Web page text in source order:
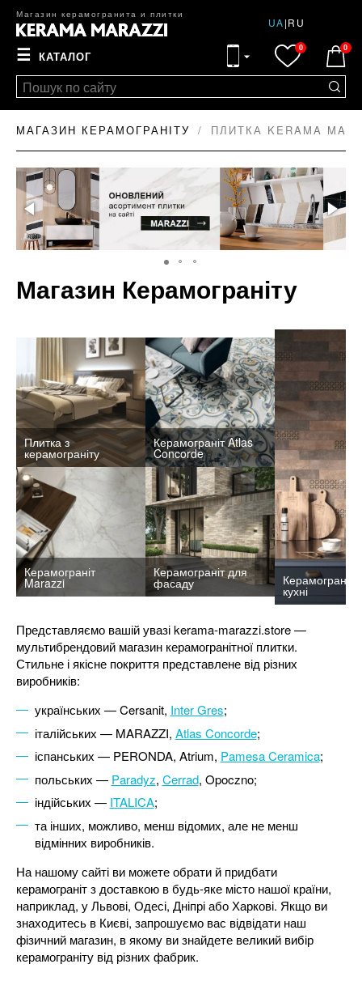
Магазин керамогранита и плитки
UA|RU
☰ КАТАЛОГ
0 0
МАГАЗИН КЕРАМОГРАНІТУ ПЛИТКА KERAMA
Магазин Керамограніту
Плитка з
керамограніту
Керамограніт
Marazzi
Керамограніт Atlas
Concorde
Керамограніт для
фасаду Керамограніт
кухні
Представляємо вашій увазі kerama-marazzi.store —
мультибрендовий магазин керамогранітної плитки.
Стильне і якісне покриття представлене від різних
виробників:
українських — Cersanit, Inter Gres;
італійських — MARAZZI, Atlas Concorde;
іспанських — PERONDA, Atrium, Pamesa Ceramica;
польських — Paradyz, Cerrad, Opoczno;
індійських — ITALICA;
та інших, можливо, менш відомих, але не менш
відмінних виробників.
На нашому сайті ви можете обрати й придбати
керамограніт з доставкою в будь-яке місто нашої країни,
наприклад, у Львові, Одесі, Дніпрі або Харкові. Якщо ви
знаходитесь в Києві, запрошуємо вас відвідати наш
фізичний магазин, в якому ви знайдете великий вибір
керамограніту від різних фабрик.